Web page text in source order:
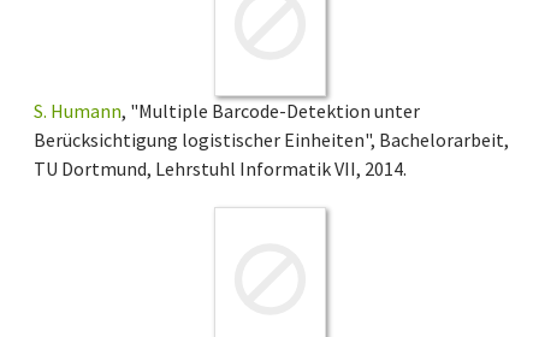
S. Humann, "Multiple Barcode-Detektion unter
Berücksichtigung logistischer Einheiten", Bachelorarbeit,
TU Dortmund, Lehrstuhl Informatik VII, 2014.